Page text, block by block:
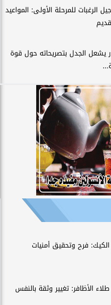
الرغبات للمرحلة الأولى: المواعيد
يشعل الجدل بتصريحاته حول قوة
فرح وتحقيق أمنيات
الأظافر: تغيير وثقة بالنفس